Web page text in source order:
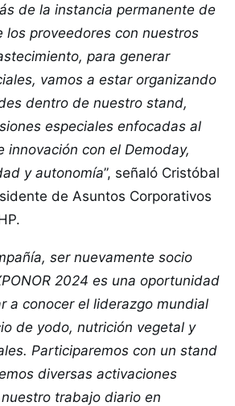
de la instancia permanente de
los proveedores con nuestros
para generar
vamos a estar organizando
dentro de nuestro stand,
especiales enfocadas al
innovación con el Demoday,
y autonomía”, señaló Cristóbal
de Asuntos Corporativos
ser nuevamente socio
2024 es una oportunidad
a conocer el liderazgo mundial
de yodo, nutrición vegetal y
Participaremos con un stand
diversas activaciones
trabajo diario en